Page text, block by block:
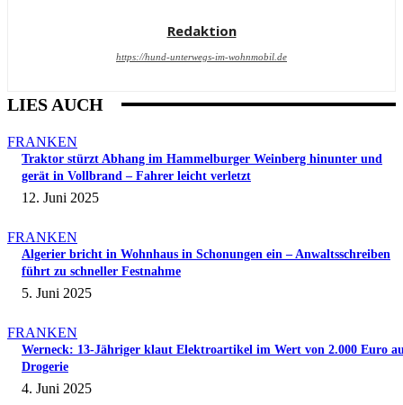
Redaktion
https://hund-unterwegs-im-wohnmobil.de
LIES AUCH
FRANKEN
Traktor stürzt Abhang im Hammelburger Weinberg hinunter und
gerät in Vollbrand – Fahrer leicht verletzt
12. Juni 2025
FRANKEN
Algerier bricht in Wohnhaus in Schonungen ein – Anwaltsschreiben
führt zu schneller Festnahme
5. Juni 2025
FRANKEN
Werneck: 13-Jähriger klaut Elektroartikel im Wert von 2.000 Euro
Drogerie
4. Juni 2025